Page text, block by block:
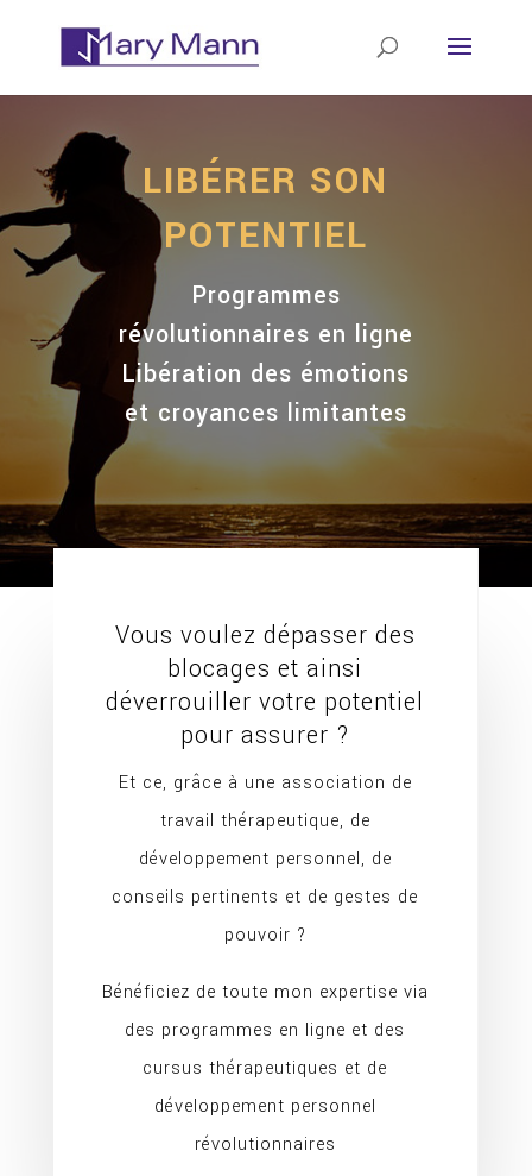
LIBÉRER SON
POTENTIEL
Programmes
révolutionnaires en ligne
Libération des émotions
et croyances limitantes
Vous voulez dépasser des
blocages et ainsi
déverrouiller votre potentiel
pour assurer ?
Et ce, grâce à une association de
travail thérapeutique, de
développement personnel, de
conseils pertinents et de gestes de
pouvoir ?
Bénéficiez de toute mon expertise via
des programmes en ligne et des
cursus thérapeutiques et de
développement personnel
révolutionnaires